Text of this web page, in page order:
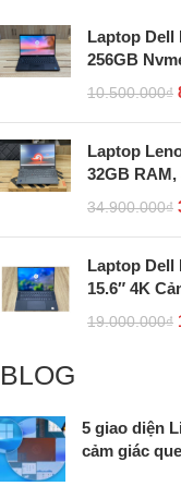
Laptop Dell
256GB
10.500.000₫
Laptop
32GB RAM,
34.900.000₫
Laptop Dell
15.6″ 4K
19.000.000₫
BLOG
5 giao diện
cảm giác